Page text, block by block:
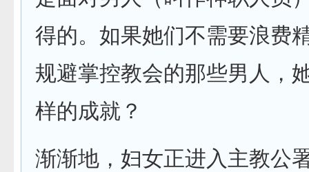
得的。如果她们不需要浪费
规避掌控教会的那些男人，
样的成就？
渐渐地，妇女正进入主教公